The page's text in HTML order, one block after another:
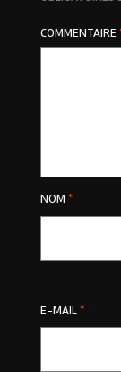
COMMENTAIRE
NOM *
E-MAIL*